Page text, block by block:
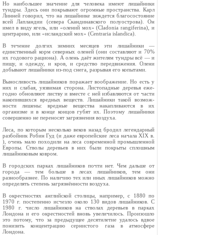
Но наибольшее значение для человека имеют лишайники
тундры. Здесь они покрывают огромные пространства. Карл
Линней говорил, что на лишайнике зиждется благосостояние
всей Лапландии (севера Скандинавского полуострова). Он
имел в виду ягель, или «олений мох» (Cladonia rangiferina), и
центрарию, или «исландский мох» (Centraria islandica).
В течение долгих зимних месяцев эти лишайники —
единственный корм северных оленей (они составляют и 70%
их годового рациона). А олень даёт жителям тундры всё — и
пищу, и одежду, и кров, и средство передвижения. Олени
добывают лишайники из-под снега, разрывая его копытами.
Выносливость лишайников поражает вооб­ражение. Но есть у
них и слабая, уязвимая сторона. Листопадные деревья еже­
годно обновляют листву и вместе с ней избавляются от части
накопившихся вред­ных веществ. Лишайники такой возмож­
ности лишены: вредные вещества накапливаются в их
организме и в конце кон­цов губят их. Поэтому лишайники
совершен­но не переносят загрязнения воздуха.
Леса, по которым несколько веков назад бродил легендарный
разбойник Робин Гуд (и даже европейские леса начала XIX в.
), очень мало походили на леса современной промыш­ленной
Европы. Стволы деревьев в них были покрыты сплошным
лишайниковым ковром.
В городских парках лишайников почти нет. Чем дальше от
города — тем больше в лесах лишайников, тем они
разнообразнее. По наличию тех или иных лишайников мож­но
определять степень загрязнённости воздуха.
В окрестностях английской столицы, например, с 1880 по
1970 г. постепенно исчезло около 130 видов лишайников. С
1980 г. число лишайников на стволах де­ревьев в парках
Лондона и его окрестностей вновь увеличилось. Произошло
это потому, что за предыдущее десятилетие удалось вдвое
понизить концентрацию сернистого га­за в атмосфере
Лондона.